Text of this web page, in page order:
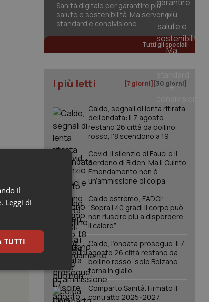
Sanità digitale per garantire più
salute e sostenibilità. Ma servono
standard e condivisione
Tutti gli speciali
I più letti [7 giorni] [30 giorni]
Caldo, segnali di lenta ritirata
dell'ondata: il 7 agosto
restano 26 città da bollino
rosso, l'8 scendono a 19
Covid. Il silenzio di Fauci e il
perdono di Biden. Ma il Quinto
Emendamento non è
un’ammissione di colpa
Caldo estremo, FADOI:
“Sopra i 40 gradi il corpo può
non riuscire più a disperdere
il calore”
Caldo, l’ondata prosegue. Il 7
agosto 26 città restano da
bollino rosso, solo Bolzano
torna in giallo
Comparto Sanità. Firmato il
contratto 2025-2027.
il
Leggi di
TUTTI